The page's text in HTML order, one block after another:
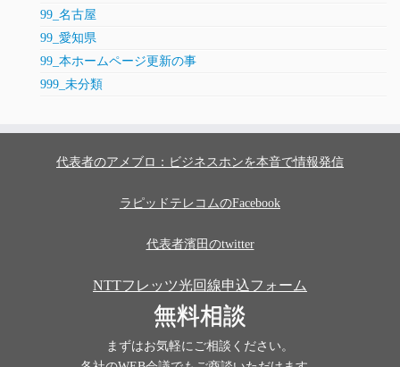
99_名古屋
99_愛知県
99_本ホームページ更新の事
999_未分類
代表者のアメブロ：ビジネスホンを本音で情報発信
ラピッドテレコムのFacebook
代表者濱田のtwitter
NTTフレッツ光回線申込フォーム
無料相談
まずはお気軽にご相談ください。